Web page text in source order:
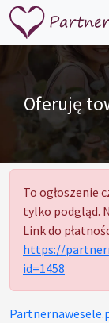
Oferuję
To ogłoszenie
tylko podgląd.
Link do
https://
id=1458